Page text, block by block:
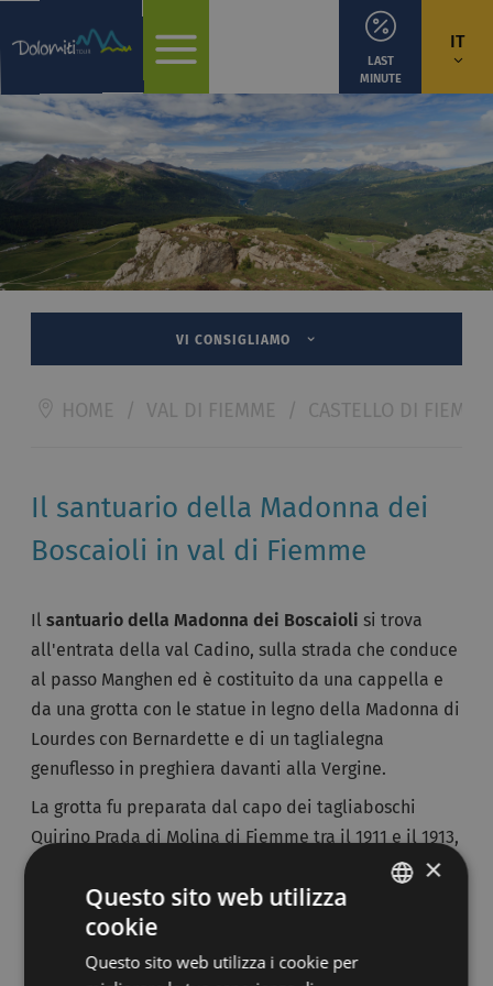
IT
LAST
MINUTE
VI CONSIGLIAMO
HOME / VAL DI FIEMME / CASTELLO DI FIEMME
Il santuario della Madonna dei
Boscaioli in val di Fiemme
Il santuario della Madonna dei Boscaioli si trova
all'entrata della val Cadino, sulla strada che conduce
al passo Manghen ed è costituito da una cappella e
da una grotta con le statue in legno della Madonna di
Lourdes con Bernardette e di un taglialegna
genuflesso in preghiera davanti alla Vergine.
La grotta fu preparata dal capo dei tagliaboschi
Quirino Prada di Molina di Fiemme tra il 1911 e il 1913,
per ottenere aiuto e sostegno dalla Madonna di
Lourdes e per commemorare coloro che hanno perso
la vita lavorando nei boschi della zona.
Le statue della Madonna di Lourdes e di Bernardette
×
Questo sito web utilizza
cookie
Questo sito web utilizza i cookie per